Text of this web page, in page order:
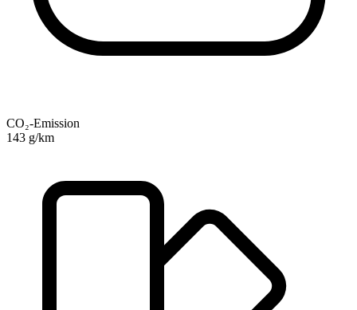
CO₂-Emission
143 g/km